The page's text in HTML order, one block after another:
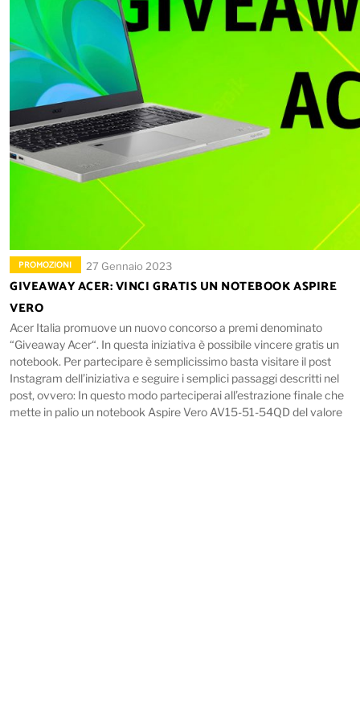
PROMOZIONI 27 Gennaio 2023
GIVEAWAY ACER: VINCI GRATIS UN NOTEBOOK ASPIRE
VERO
Acer Italia promuove un nuovo concorso a premi denominato
“Giveaway Acer“. In questa iniziativa è possibile vincere gratis un
notebook. Per partecipare è semplicissimo basta visitare il post
Instagram dell’iniziativa e seguire i semplici passaggi descritti nel
post, ovvero: In questo modo parteciperai all’estrazione finale che
mette in palio un notebook Aspire Vero AV15-51-54QD del valore